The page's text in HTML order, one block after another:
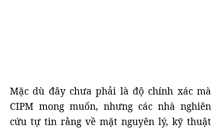
Mặc dù đây chưa phải là độ chính xác mà
CIPM mong muốn, nhưng các nhà nghiên
cứu tự tin rằng về mặt nguyên lý, kỹ thuật